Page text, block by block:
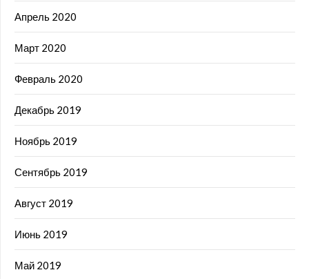
Апрель 2020
Март 2020
Февраль 2020
Декабрь 2019
Ноябрь 2019
Сентябрь 2019
Август 2019
Июнь 2019
Май 2019